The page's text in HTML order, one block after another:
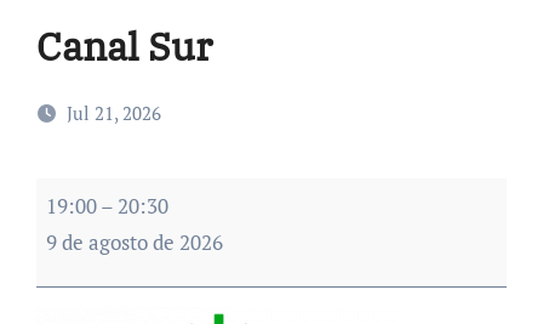
Canal Sur
Jul 21, 2026
Canal
Sur
19:00– 20:30
9 de agosto de 2026